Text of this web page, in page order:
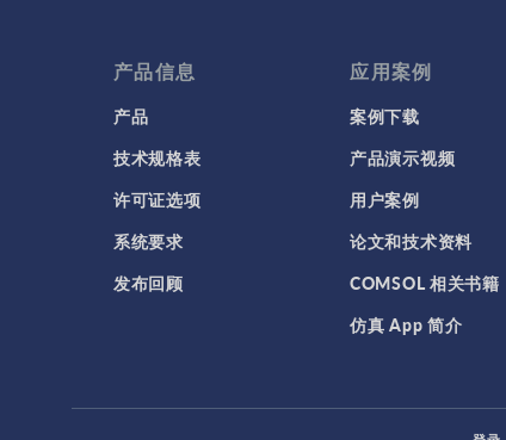
产品信息
产品
技术规格表
许可证选项
系统要求
发布回顾
应用案例
案例下载
产品演示视频
用户案例
论文和技术资料
COMSOL 相关书籍
仿真 App 简介